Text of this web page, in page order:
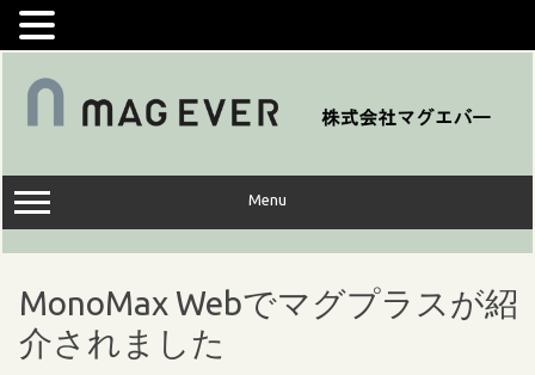
コ
キ
ッ
プ
Menu
MonoMax Webでマグプラスが紹
介されました